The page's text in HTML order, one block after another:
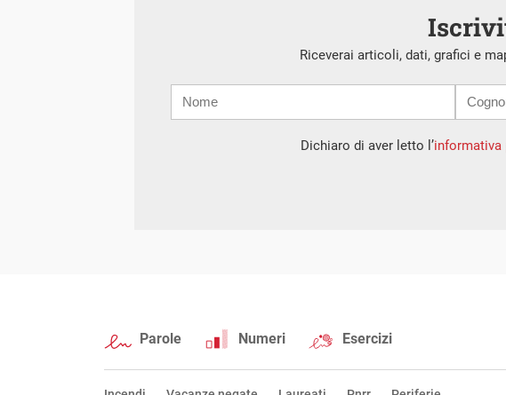
Riceverai articoli, dati, grafici e
mail
Dichiaro di aver letto l’informativa
Parole Numeri Esercizi